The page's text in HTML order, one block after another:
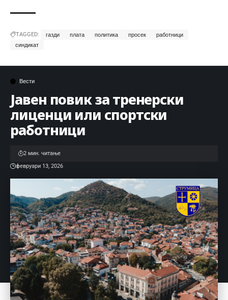
TAGGED: газди плата политика просек
работници
синдикат
Вести
Јавен повик за тренерски
лиценци или спортски
работници
февруари 13, 2026
2 мин. читање